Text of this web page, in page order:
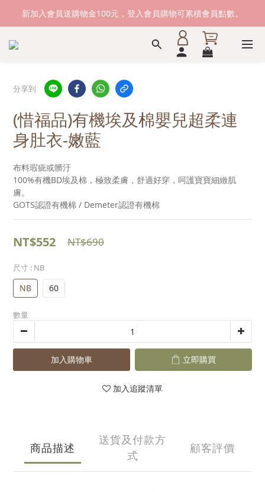
新加入會員送購物金100元，登入會員購物可累積會員點數。
新加入會員送購物金100元，登入會員購物可累積會員點數。
滿1500元免運費。 滿2000元，貨到付款免運。
分享到
(惜福品)有機埃及棉嬰兒超柔連
身肚衣-嫩藍
布料瑕疵或髒汙
100%有機BD埃及棉，極致柔膚，舒適好穿，呵護寶寶細緻肌
膚。
GOTS認證有機棉 / Demeter認證有機棉
NT$552 NT$690
尺寸 : NB
NB 60
數量
加入購物車 立即購買
加入追蹤清單
商品描述
送貨及付款方
式
顧客評價